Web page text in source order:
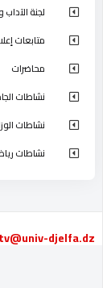
لجنة الآداب
متابعات
محاضرات
نشاطات
نشاطات
نشاطات
djelfa.dz